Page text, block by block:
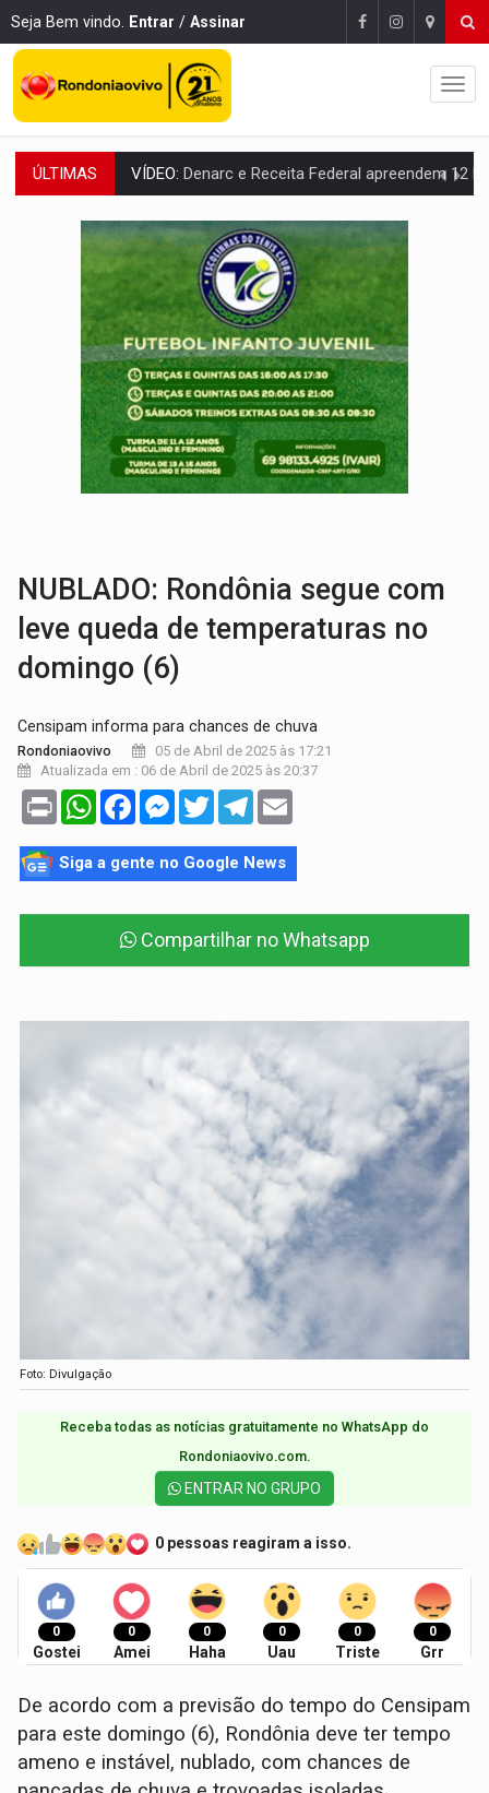
Seja Bem vindo. Entrar / Assinar
ÚLTIMAS OPERAÇÃO DA PC:Membros do CV são presos com armas e drogas após
ENTRADA GRATUITA:Espetáculo As Marias Somos Nós será
VÍDEO: Três são presos após furto de motocicleta em frente
CELEBRAÇÃO:Cerejeiras completa 43 anos de emancipação com
SAÚDE:Anvisa desmente boato sobre presença de plástico ou
VÍDEO:Pitbulls fogem de residência e atacam casal de idosos
AÇÃO CONJUNTA:Forças policiais apreendem cerca de 1kg de
PF ESTÁ APURANDO:Flávio Bolsonaro escolhe Alfredo Gaspar como vice, alvo de
NUBLADO: Rondônia segue com
leve queda de temperaturas no
domingo (6)
Censipam informa para chances de chuva
Rondoniaovivo
05 de Abril de 2025 às 17:21
Atualizada em : 06 de Abril de 2025 às 20:37
Print WhatsAppFacebookMessenger
TwitterTelegram
Siga a gente no Google News
Compartilhar no Whatsapp
Foto: Divulgação
Receba todas as notícias gratuitamente no WhatsApp do
Rondoniaovivo.com.​
ENTRAR NO GRUPO
0 pessoas reagiram a isso.
0
Gostei
0
Amei
0
Haha
0
Uau
0
Triste
0
Grr
De acordo com a previsão do tempo do Censipam
para este domingo (6), Rondônia deve ter tempo
ameno e instável, nublado, com chances de